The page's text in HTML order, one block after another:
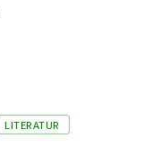
LITERATUR